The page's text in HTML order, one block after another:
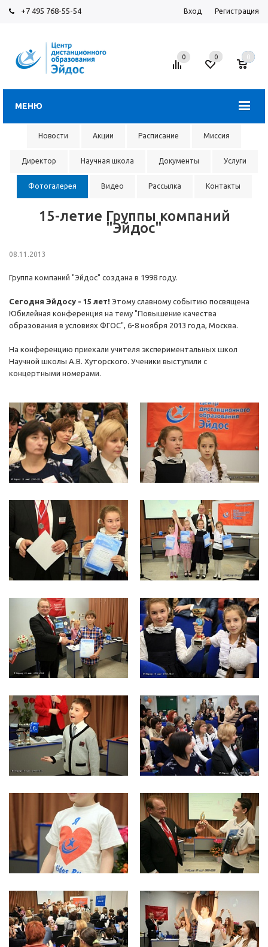
+7 495 768-55-54 Вход Регистрация
МЕНЮ
0 0 0
Новости Акции Расписание Миссия
Директор Научная школа Документы Услуги
Фотогалерея Видео Рассылка Контакты
15-летие Группы компаний
"Эйдос"
08.11.2013
Группа компаний "Эйдос" создана в 1998 году.
Сегодня Эйдосу - 15 лет! Этому славному событию посвящена
Юбилейная конференция на тему "Повышение качества
образования в условиях ФГОС", 6-8 ноября 2013 года, Москва.
На конференцию приехали учителя экспериментальных школ
Научной школы А.В. Хуторского. Ученики выступили с
концертными номерами.